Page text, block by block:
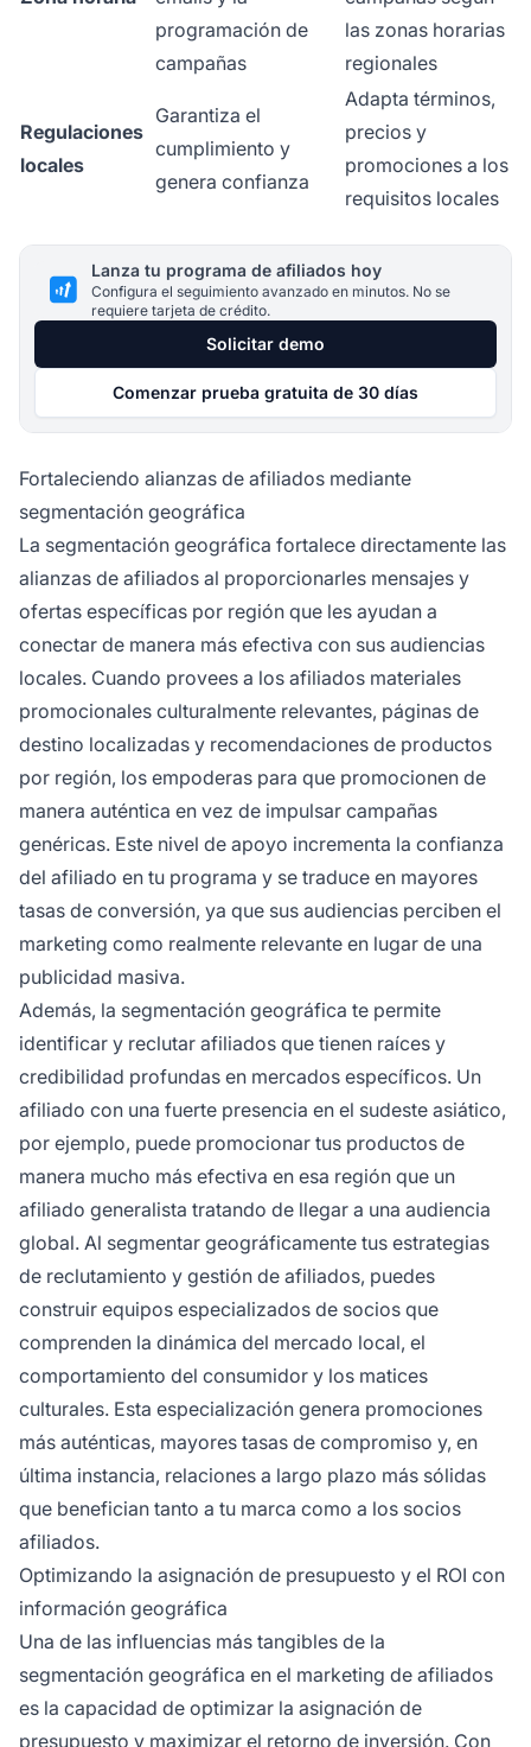
programación de
campañas
las zonas horarias
regionales
Regulaciones
locales
Garantiza el
cumplimiento y
genera confianza
Adapta términos,
precios y
promociones a los
requisitos locales
Lanza tu programa de afiliados hoy
Configura el seguimiento avanzado en minutos. No se
requiere tarjeta de crédito.
Solicitar demo
Comenzar prueba gratuita de 30 días
Fortaleciendo alianzas de afiliados mediante
segmentación geográfica
La segmentación geográfica fortalece directamente las
alianzas de afiliados al proporcionarles mensajes y
ofertas específicas por región que les ayudan a
conectar de manera más efectiva con sus audiencias
locales. Cuando provees a los afiliados materiales
promocionales culturalmente relevantes, páginas de
destino localizadas y recomendaciones de productos
por región, los empoderas para que promocionen de
manera auténtica en vez de impulsar campañas
genéricas. Este nivel de apoyo incrementa la confianza
del afiliado en tu programa y se traduce en mayores
tasas de conversión, ya que sus audiencias perciben el
marketing como realmente relevante en lugar de una
publicidad masiva.
Además, la segmentación geográfica te permite
identificar y reclutar afiliados que tienen raíces y
credibilidad profundas en mercados específicos. Un
afiliado con una fuerte presencia en el sudeste asiático,
por ejemplo, puede promocionar tus productos de
manera mucho más efectiva en esa región que un
afiliado generalista tratando de llegar a una audiencia
global. Al segmentar geográficamente tus estrategias
de reclutamiento y gestión de afiliados, puedes
construir equipos especializados de socios que
comprenden la dinámica del mercado local, el
comportamiento del consumidor y los matices
culturales. Esta especialización genera promociones
más auténticas, mayores tasas de compromiso y, en
última instancia, relaciones a largo plazo más sólidas
que benefician tanto a tu marca como a los socios
afiliados.
Optimizando la asignación de presupuesto y el ROI con
información geográfica
Una de las influencias más tangibles de la
segmentación geográfica en el marketing de afiliados
es la capacidad de optimizar la asignación de
presupuesto y maximizar el retorno de inversión. Con